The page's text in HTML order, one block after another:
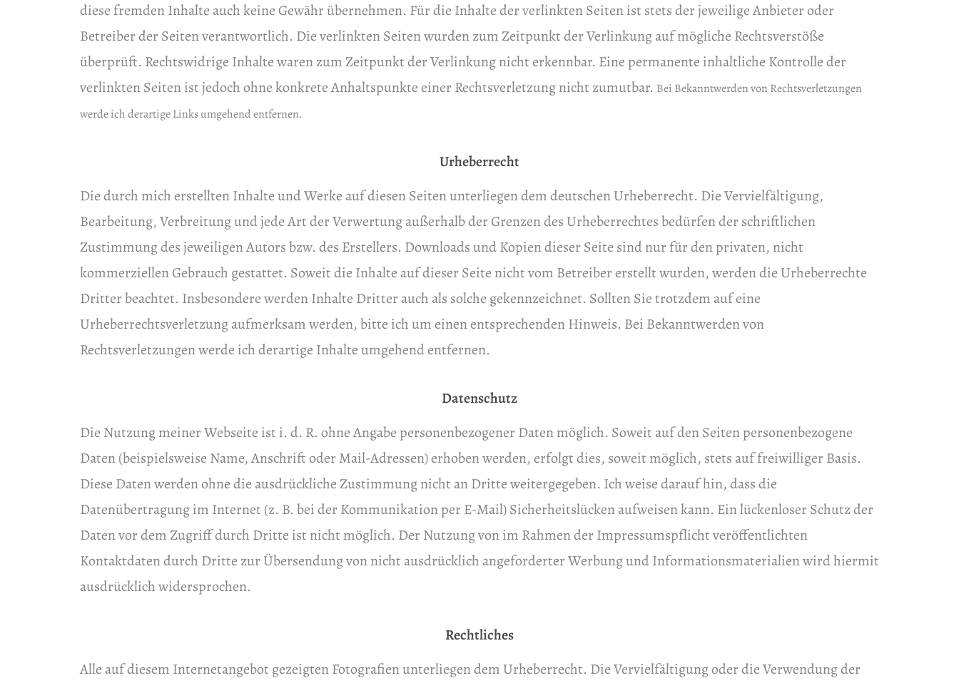
diese fremden Inhalte auch keine Gewähr übernehmen. Für die Inhalte der verlinkten Seiten ist stets der jeweilige Anbieter oder
Betreiber der Seiten verantwortlich. Die verlinkten Seiten wurden zum Zeitpunkt der Verlinkung auf mögliche Rechtsverstöße
überprüft. Rechtswidrige Inhalte waren zum Zeitpunkt der Verlinkung nicht erkennbar. Eine permanente inhaltliche Kontrolle der
verlinkten Seiten ist jedoch ohne konkrete Anhaltspunkte einer Rechtsverletzung nicht zumutbar. Bei Bekanntwerden von Rechtsverletzungen
werde ich derartige Links umgehend entfernen.
Urheberrecht
Die durch mich erstellten Inhalte und Werke auf diesen Seiten unterliegen dem deutschen Urheberrecht. Die Vervielfältigung,
Bearbeitung, Verbreitung und jede Art der Verwertung außerhalb der Grenzen des Urheberrechtes bedürfen der schriftlichen
Zustimmung des jeweiligen Autors bzw. des Erstellers. Downloads und Kopien dieser Seite sind nur für den privaten, nicht
kommerziellen Gebrauch gestattet. Soweit die Inhalte auf dieser Seite nicht vom Betreiber erstellt wurden, werden die Urheberrechte
Dritter beachtet. Insbesondere werden Inhalte Dritter auch als solche gekennzeichnet. Sollten Sie trotzdem auf eine
Urheberrechtsverletzung aufmerksam werden, bitte ich um einen entsprechenden Hinweis. Bei Bekanntwerden von
Rechtsverletzungen werde ich derartige Inhalte umgehend entfernen.
Datenschutz
Die Nutzung meiner Webseite ist i. d. R. ohne Angabe personenbezogener Daten möglich. Soweit auf den Seiten personenbezogene
Daten (beispielsweise Name, Anschrift oder Mail-Adressen) erhoben werden, erfolgt dies, soweit möglich, stets auf freiwilliger Basis.
Diese Daten werden ohne die ausdrückliche Zustimmung nicht an Dritte weitergegeben. Ich weise darauf hin, dass die
Datenübertragung im Internet (z. B. bei der Kommunikation per E-Mail) Sicherheitslücken aufweisen kann. Ein lückenloser Schutz der
Daten vor dem Zugriff durch Dritte ist nicht möglich. Der Nutzung von im Rahmen der Impressumspflicht veröffentlichten
Kontaktdaten durch Dritte zur Übersendung von nicht ausdrücklich angeforderter Werbung und Informationsmaterialien wird hiermit
ausdrücklich widersprochen.
Rechtliches
Alle auf diesem Internetangebot gezeigten Fotografien unterliegen dem Urheberrecht. Die Vervielfältigung oder die Verwendung der